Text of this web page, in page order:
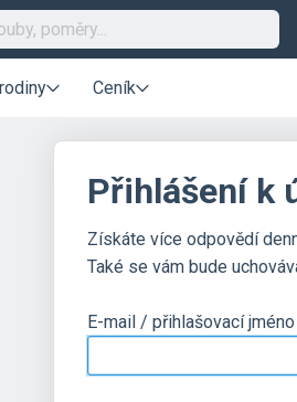
Ceník
Přihlášení k
Získáte více odpovědí
Také se vám bude
E-mail / přihlašovací jméno